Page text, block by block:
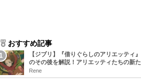
おすすめ記事
【ジブリ】『借りぐらしのアリエッティ』
のその後を解説！アリエッティたちの新た
な住処は？翔の病気は治る？
Rene